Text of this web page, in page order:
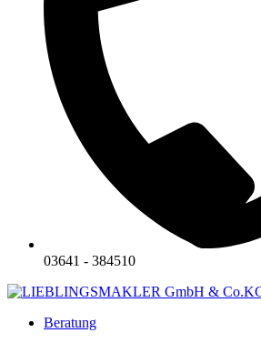
03641 - 384510
Beratung